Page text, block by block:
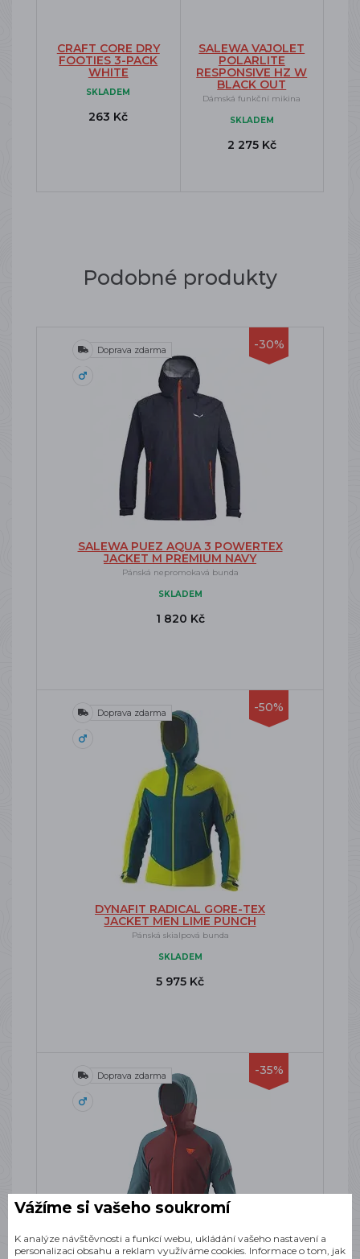
CRAFT CORE DRY
FOOTIES 3-PACK
WHITE
SKLADEM
263 Kč
SALEWA VAJOLET
POLARLITE
RESPONSIVE HZ W
BLACK OUT
Dámská funkční mikina
SKLADEM
2 275 Kč
Podobné produkty
-30%
Doprava zdarma
SALEWA PUEZ AQUA 3 POWERTEX
JACKET M PREMIUM NAVY
Pánská nepromokavá bunda
SKLADEM
1 820 Kč
-50%
Doprava zdarma
DYNAFIT RADICAL GORE-TEX
JACKET MEN LIME PUNCH
Pánská skialpová bunda
SKLADEM
5 975 Kč
-35%
Doprava zdarma
Vážíme si vašeho soukromí
K analýze návštěvnosti a funkcí webu, ukládání vašeho nastavení a
personalizaci obsahu a reklam využíváme cookies. Informace o tom, jak